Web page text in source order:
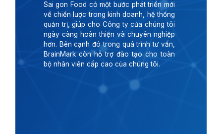
Sai gon Food có một bước phát triển mới
về chiến lược trong kinh doanh, hệ thống
quản trị, giúp cho Công ty của chúng tôi
ngày càng hoàn thiện và chuyên nghiệp
hơn. Bên cạnh đó trong quá trình tư vấn,
BrainMark còn hỗ trợ đào tạo cho toàn
bộ nhân viên cấp cao của chúng tôi.